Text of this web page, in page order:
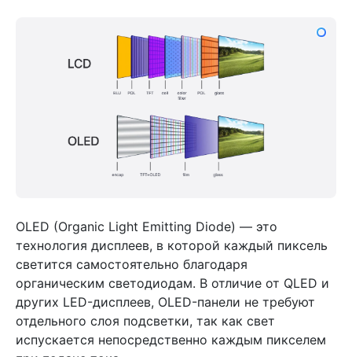
OLED (Organic Light Emitting Diode) — это
технология дисплеев, в которой каждый пиксель
светится самостоятельно благодаря
органическим светодиодам. В отличие от QLED и
других LED-дисплеев, OLED-панели не требуют
отдельного слоя подсветки, так как свет
испускается непосредственно каждым пикселем